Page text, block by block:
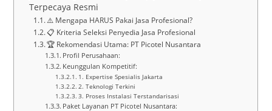
Terpecaya Resmi
⚠️ Mengapa HARUS Pakai Jasa Profesional?
📋 Kriteria Seleksi Penyedia Jasa Profesional
🏆 Rekomendasi Utama: PT Picotel Nusantara
Profil Perusahaan:
Keunggulan Kompetitif:
1. Expertise Spesialis Jakarta
2. Teknologi Terkini
3. Proses Instalasi Terstandarisasi
Paket Layanan PT Picotel Nusantara: